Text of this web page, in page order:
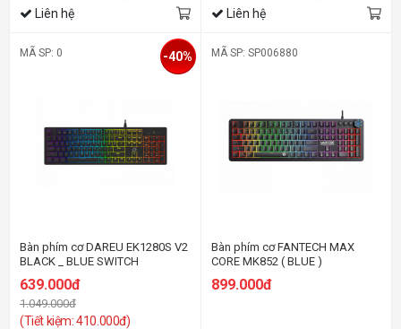
Liên hệ Liên hệ
MÃ SP: 0
Bàn phím cơ DAREU EK1280S V2
BLACK _ BLUE SWITCH
639.000đ
1.049.000đ
(Tiết kiệm: 410.000đ)
-40% MÃ SP: SP006880
Bàn phím cơ FANTECH MAX
CORE MK852 ( BLUE )
899.000đ